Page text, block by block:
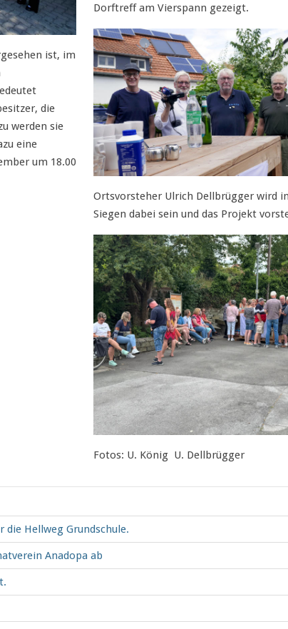
ist, im
die
werden sie
eine
um 18.00
Dorftreff am Vierspann gezeigt.
Ortsvorsteher Ulrich Dellbrügger wird
Siegen dabei sein und das Projekt
Fotos: U. König U. Dellbrügger
Hellweg Grundschule.
Anadopa ab